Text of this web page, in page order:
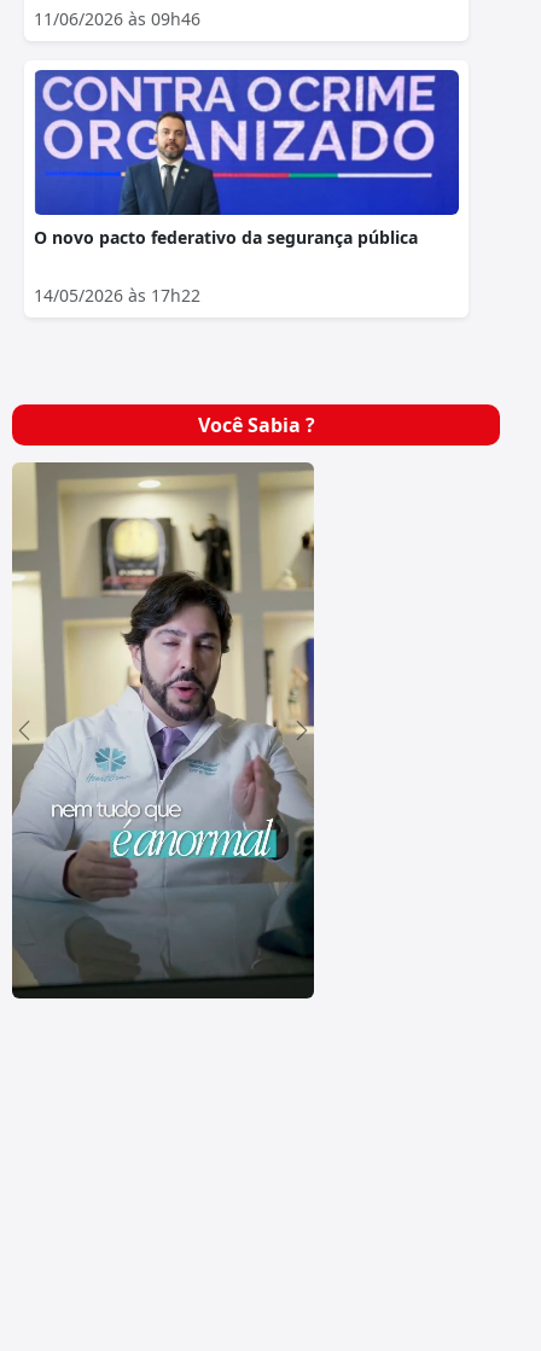
11/06/2026 às 09h46
O novo pacto federativo da segurança pública
14/05/2026 às 17h22
Você Sabia ?